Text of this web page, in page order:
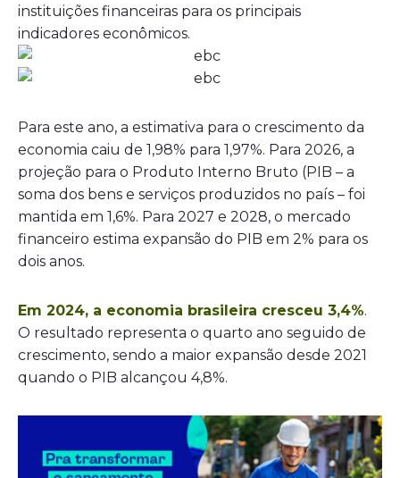
instituições financeiras para os principais
indicadores econômicos.
Para este ano, a estimativa para o crescimento da
economia caiu de 1,98% para 1,97%. Para 2026, a
projeção para o Produto Interno Bruto (PIB – a
soma dos bens e serviços produzidos no país – foi
mantida em 1,6%. Para 2027 e 2028, o mercado
financeiro estima expansão do PIB em 2% para os
dois anos.
Em 2024, a economia brasileira cresceu 3,4%.
O resultado representa o quarto ano seguido de
crescimento, sendo a maior expansão desde 2021
quando o PIB alcançou 4,8%.